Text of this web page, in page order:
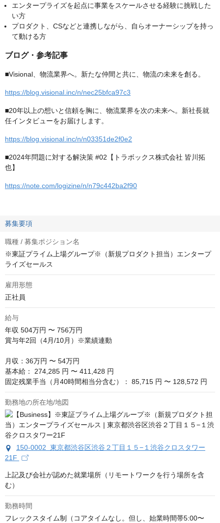
エンタープライズを起点に事業をスケールさせる経験に挑戦した
い方
プロダクト、CSなどと連携しながら、自らオーナーシップを持っ
て動ける方
ブログ・参考記事
■Visional、物流業界へ。新たな仲間と共に、物流の未来を創る。
https://blog.visional.inc/n/nec25bfca97c3
■20年以上の想いと信頼を胸に、物流業界を次の未来へ。新社長就
任インタビューをお届けします。
https://blog.visional.inc/n/n03351de2f0e2
■2024年問題に対する解決策 #02【トラボックス株式会社 皆川拓
也】
https://note.com/logizine/n/n79c442ba2f90
募集要項
職種 / 募集ポジション名
※東証プライム上場グループ※（新規プロダクト担当）エンタープ
ライズセールス
雇用形態
正社員
給与
年収 504万円 〜 756万円
賞与年2回（4月/10月）※業績連動
月収：36万円 〜 54万円
基本給： 274,285 円 〜 411,428 円
固定残業手当（月40時間相当分含む）： 85,715 円 〜 128,572 円
勤務地の所在地/地図
150-0002 東京都渋谷区渋谷２丁目１５−１渋谷クロスタワー
21F
上記及び会社が認めた就業場所（リモートワークを行う場所を含
む）
勤務時間
フレックスタイム制（コアタイムなし。但し、始業時間帯5:00〜